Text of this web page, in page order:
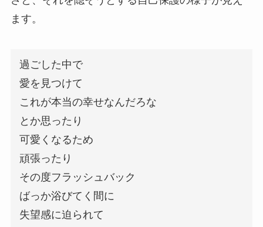
ます。
過ごした中で
愛を見つけて
これが本当の幸せなんだろな
とか思ったり
可愛くなるため
頑張ったり
その度フラッシュバック
ばっか浴びてく間に
失望感に迫られて